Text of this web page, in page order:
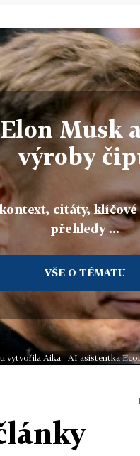
Musk
výroby
citáty,
přehledy ...
VŠE O TÉMATU
vytvořila Aika - AI asistentka